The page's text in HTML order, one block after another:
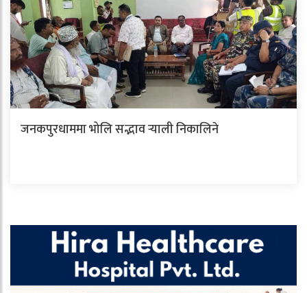
जनकपुरधाममा भोलि सद्भाव र्‍याली निकालिने